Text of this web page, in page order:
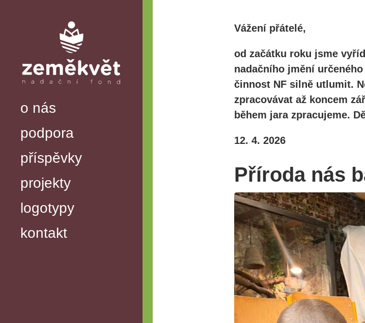
o nás
podpora
příspěvky
projekty
logotypy
kontakt
Vážení přátelé,
od začátku roku jsme
nadačního jmění
činnost NF silně utlumit.
zpracovávat až koncem
během jara zpracujeme.
12. 4. 2026
Příroda nás